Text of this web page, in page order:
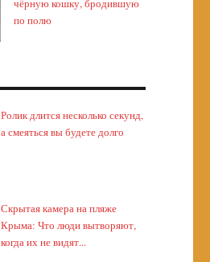
чёрную кошку, бродившую
по полю
Ролик длится несколько секунд,
а смеяться вы будете долго
Скрытая камера на пляже
Крыма: Что люди вытворяют,
когда их не видят...